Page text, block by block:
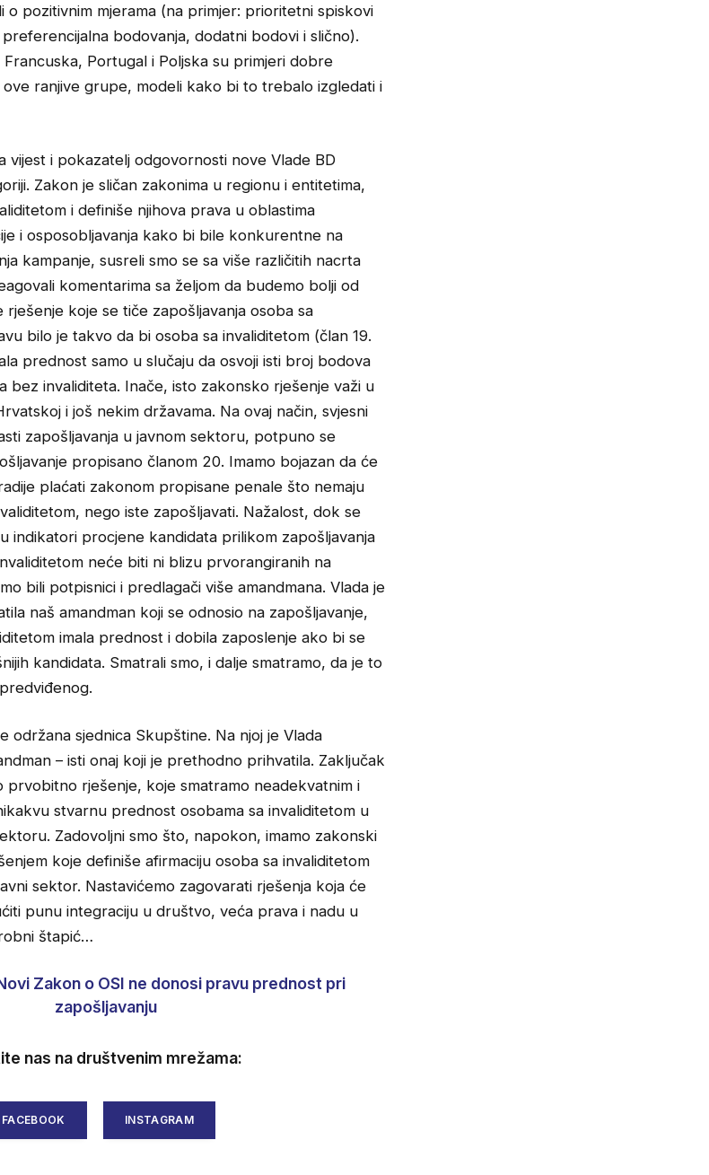
pozitivnim mjerama (na primjer: prioritetni spiskovi
bodovanja, dodatni bodovi i slično).
Francuska, Portugal i Poljska su primjeri dobre
ranjive grupe, modeli kako bi to trebalo izgledati i
vijest i pokazatelj odgovornosti nove Vlade BD
Zakon je sličan zakonima u regionu i entitetima,
i definiše njihova prava u oblastima
i osposobljavanja kako bi bile konkurentne na
kampanje, susreli smo se sa više različitih nacrta
komentarima sa željom da budemo bolji od
koje se tiče zapošljavanja osoba sa
bilo je takvo da bi osoba sa invaliditetom (član 19.
prednost samo u slučaju da osvoji isti broj bodova
bez invaliditeta. Inače, isto zakonsko rješenje važi u
i još nekim državama. Na ovaj način, svjesni
zapošljavanja u javnom sektoru, potpuno se
propisano članom 20. Imamo bojazan da će
plaćati zakonom propisane penale što nemaju
nego iste zapošljavati. Nažalost, dok se
indikatori procjene kandidata prilikom zapošljavanja
neće biti ni blizu prvorangiranih na
bili potpisnici i predlagači više amandmana. Vlada je
naš amandman koji se odnosio na zapošljavanje,
imala prednost i dobila zaposlenje ako bi se
kandidata. Smatrali smo, i dalje smatramo, da je to
održana sjednica Skupštine. Na njoj je Vlada
– isti onaj koji je prethodno prihvatila. Zaključak
prvobitno rješenje, koje smatramo neadekvatnim i
stvarnu prednost osobama sa invaliditetom u
Zadovoljni smo što, napokon, imamo zakonski
koje definiše afirmaciju osoba sa invaliditetom
sektor. Nastavićemo zagovarati rješenja koja će
punu integraciju u društvo, veća prava i nadu u
štapić…
Zakon o OSI ne donosi pravu prednost pri
zapošljavanju
nas na društvenim mrežama:
FACEBOOK INSTAGRAM